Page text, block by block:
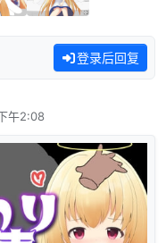
登录后回复
午2:08